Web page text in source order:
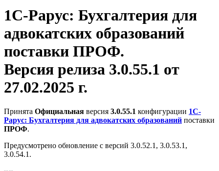
1С-Рарус: Бухгалтерия для
адвокатских образований
поставки ПРОФ.
Версия релиза 3.0.55.1 от
27.02.2025 г.
Принята Официальная версия 3.0.55.1 конфигурации 1С-
Рарус: Бухгалтерия для адвокатских образований поставки
ПРОФ.
Предусмотрено обновление с версий 3.0.52.1, 3.0.53.1,
3.0.54.1.